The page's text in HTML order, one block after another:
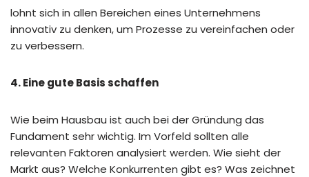
lohnt sich in allen Bereichen eines Unternehmens
innovativ zu denken, um Prozesse zu vereinfachen oder
zu verbessern.
4. Eine gute Basis schaffen
Wie beim Hausbau ist auch bei der Gründung das
Fundament sehr wichtig. Im Vorfeld sollten alle
relevanten Faktoren analysiert werden. Wie sieht der
Markt aus? Welche Konkurrenten gibt es? Was zeichnet